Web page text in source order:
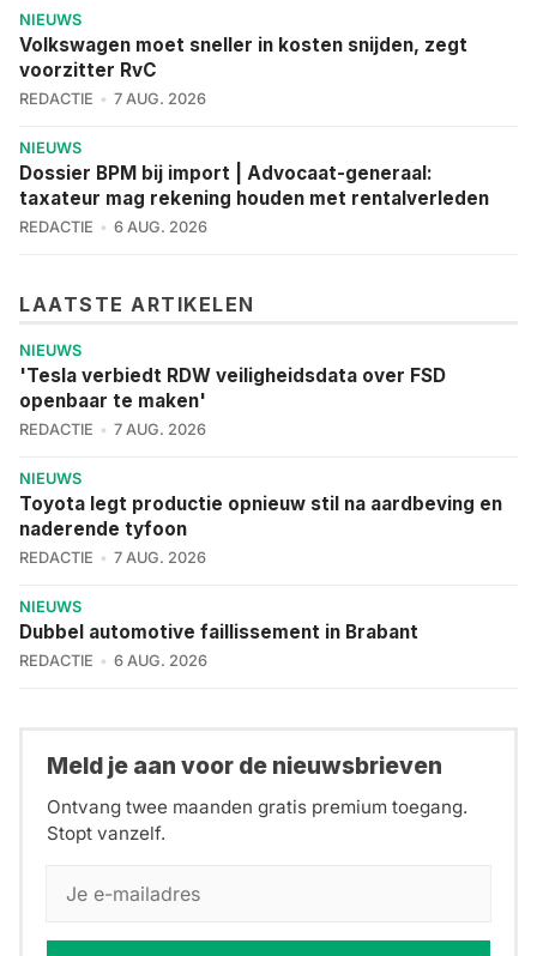
NIEUWS
Volkswagen moet sneller in kosten snijden, zegt
voorzitter RvC
REDACTIE 7 AUG. 2026
NIEUWS
Dossier BPM bij import | Advocaat-generaal:
taxateur mag rekening houden met rentalverleden
REDACTIE 6 AUG. 2026
LAATSTE ARTIKELEN
NIEUWS
'Tesla verbiedt RDW veiligheidsdata over FSD
openbaar te maken'
REDACTIE 7 AUG. 2026
NIEUWS
Toyota legt productie opnieuw stil na aardbeving en
naderende tyfoon
REDACTIE 7 AUG. 2026
NIEUWS
Dubbel automotive faillissement in Brabant
REDACTIE 6 AUG. 2026
Meld je aan voor de nieuwsbrieven
Ontvang twee maanden gratis premium toegang.
Stopt vanzelf.